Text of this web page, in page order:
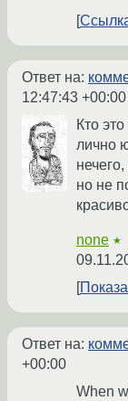
Ответ на:
12:47:43 +00:00
Кто
лично
но не
none ★
Ответ на:
+00:00
When